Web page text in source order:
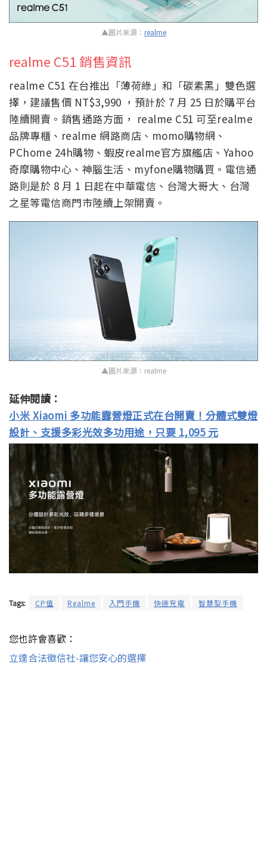
▲圖片來源： realme
realme C51 銷售資訊
realme C51 在台推出「薄荷綠」和「碳素黑」雙色選
擇，建議售價 NT$3,990 ，預計於 7 月 25 日於購平台
陸續開賣。銷售通路方面， realme C51 可至realme
品牌專櫃、realme 網路商店、momo購物網、
PChome 24h購物、蝦皮realme官方旗艦店、Yahoo
奇摩購物中心、神腦生活、myfone購物購買。電信通
路則是於 8 月 1 日起在中華電信、台灣大哥大、台灣
之星等電信商門市陸續上架開賣。
▲圖片來源：realme
延伸閱讀：
小米 Xiaomi 多功能露營燈正式在台開賣！分體式雙燈
設計、支援多彩光效多功用途，只要 1,095 元
Tags: CP值 Realme 入門手機 快速充電 智慧型手機
您也許會喜歡：
立達合法徵信社-讓您安心的選擇